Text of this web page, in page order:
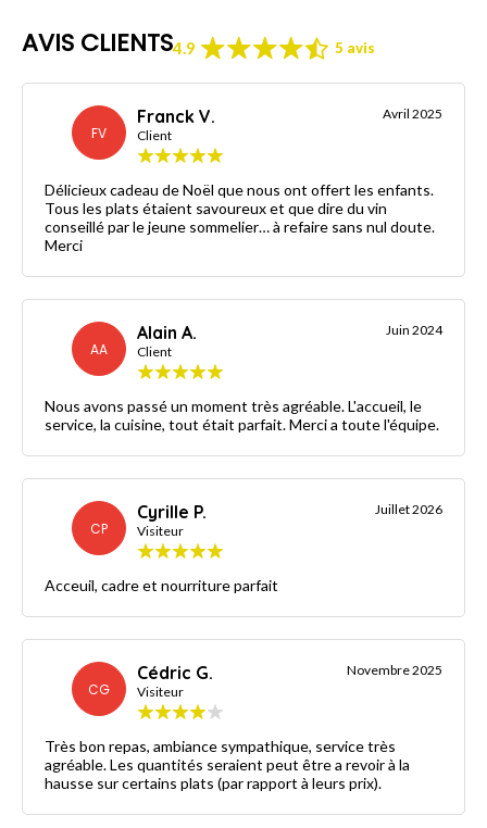
AVIS CLIENTS4.9 5 avis
FV
Franck V.
Client
Avril 2025
Délicieux cadeau de Noël que nous ont offert les enfants.
Tous les plats étaient savoureux et que dire du vin
conseillé par le jeune sommelier… à refaire sans nul doute.
Merci
AA
Alain A.
Client
Juin 2024
Nous avons passé un moment très agréable. L'accueil, le
service, la cuisine, tout était parfait. Merci a toute l'équipe.
CP
Cyrille P.
Visiteur
Juillet 2026
Acceuil, cadre et nourriture parfait
CG
Cédric G.
Visiteur
Novembre 2025
Très bon repas, ambiance sympathique, service très
agréable. Les quantités seraient peut être a revoir à la
hausse sur certains plats (par rapport à leurs prix).